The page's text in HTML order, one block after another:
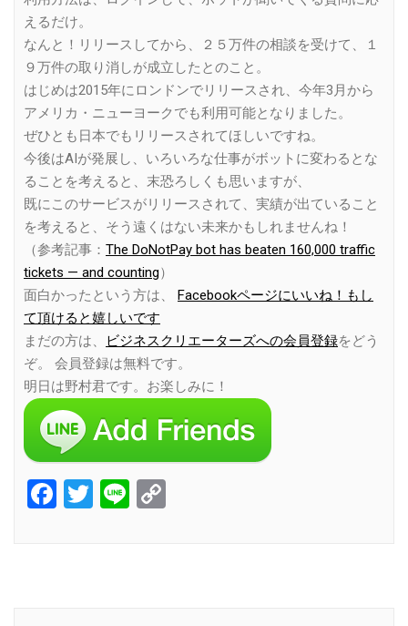
えるだけ。
なんと！リリースしてから、２５万件の相談を受けて、１
９万件の取り消しが成立したとのこと。
はじめは2015年にロンドンでリリースされ、今年3月から
アメリカ・ニューヨークでも利用可能となりました。
ぜひとも日本でもリリースされてほしいですね。
今後はAIが発展し、いろいろな仕事がボットに変わるとな
ることを考えると、末恐ろしくも思いますが、
既にこのサービスがリリースされて、実績が出ていること
を考えると、そう遠くはない未来かもしれませんね！
（参考記事： The DoNotPay bot has beaten 160,000 traffic
tickets — and counting）
面白かったという方は、 Facebookページにいいね！もし
て頂けると嬉しいです
まだの方は、
ビジネスクリエーターズへの会員登録をどう
ぞ。 会員登録は無料です。
明日は野村君です。お楽しみに！
Facebook
Twitter
Line